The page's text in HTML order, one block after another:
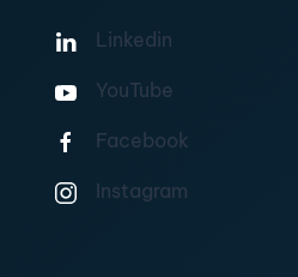
Linkedin
YouTube
Facebook
Instagram